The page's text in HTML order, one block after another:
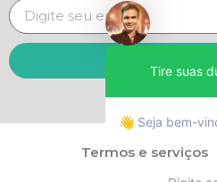
Termos e serviços
Tire suas
👋 Seja bem-